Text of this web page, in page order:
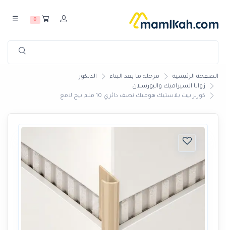
0
☰
الصفحة الرئيسية مرحلة ما بعد البناء
الديكور
زوايا السيراميك والبورسلان
كورنر بيت بلاستيك هوميك نصف دائري 10 ملم بيج لامع